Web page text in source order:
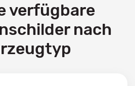
verfügbare
nach